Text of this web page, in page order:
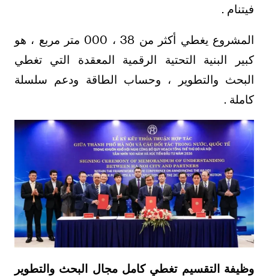
فيتنام .
المشروع يغطي أكثر من 38 ، 000 متر مربع ، هو
كبير البنية التحتية الرقمية المعقدة التي تغطي
البحث والتطوير ، وحساب الطاقة ودعم سلسلة
كاملة .
وظيفة التقسيم تغطي كامل مجال البحث والتطوير